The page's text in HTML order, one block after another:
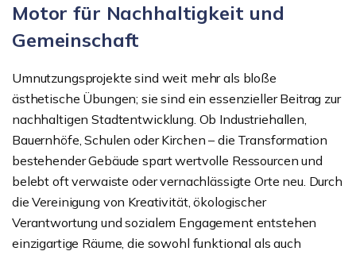
Motor für Nachhaltigkeit und
Gemeinschaft
Umnutzungsprojekte sind weit mehr als bloße
ästhetische Übungen; sie sind ein essenzieller Beitrag zur
nachhaltigen Stadtentwicklung. Ob Industriehallen,
Bauernhöfe, Schulen oder Kirchen – die Transformation
bestehender Gebäude spart wertvolle Ressourcen und
belebt oft verwaiste oder vernachlässigte Orte neu. Durch
die Vereinigung von Kreativität, ökologischer
Verantwortung und sozialem Engagement entstehen
einzigartige Räume, die sowohl funktional als auch